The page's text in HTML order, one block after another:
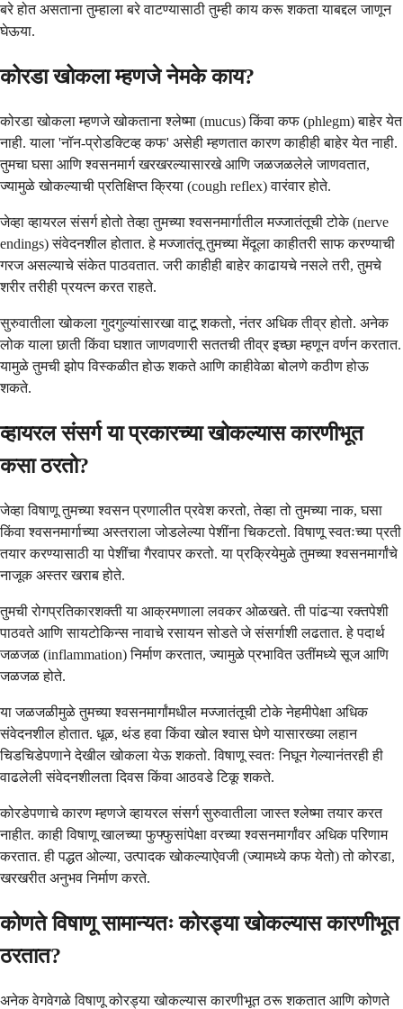
बरे होत असताना तुम्हाला बरे वाटण्यासाठी तुम्ही काय करू शकता याबद्दल जाणून
घेऊया.
कोरडा खोकला म्हणजे नेमके काय?
कोरडा खोकला म्हणजे खोकताना श्लेष्मा (mucus) किंवा कफ (phlegm) बाहेर येत
नाही. याला 'नॉन-प्रोडक्टिव्ह कफ' असेही म्हणतात कारण काहीही बाहेर येत नाही.
तुमचा घसा आणि श्वसनमार्ग खरखरल्यासारखे आणि जळजळलेले जाणवतात,
ज्यामुळे खोकल्याची प्रतिक्षिप्त क्रिया (cough reflex) वारंवार होते.
जेव्हा व्हायरल संसर्ग होतो तेव्हा तुमच्या श्वसनमार्गातील मज्जातंतूची टोके (nerve
endings) संवेदनशील होतात. हे मज्जातंतू तुमच्या मेंदूला काहीतरी साफ करण्याची
गरज असल्याचे संकेत पाठवतात. जरी काहीही बाहेर काढायचे नसले तरी, तुमचे
शरीर तरीही प्रयत्न करत राहते.
सुरुवातीला खोकला गुदगुल्यांसारखा वाटू शकतो, नंतर अधिक तीव्र होतो. अनेक
लोक याला छाती किंवा घशात जाणवणारी सततची तीव्र इच्छा म्हणून वर्णन करतात.
यामुळे तुमची झोप विस्कळीत होऊ शकते आणि काहीवेळा बोलणे कठीण होऊ
शकते.
व्हायरल संसर्ग या प्रकारच्या खोकल्यास कारणीभूत
कसा ठरतो?
जेव्हा विषाणू तुमच्या श्वसन प्रणालीत प्रवेश करतो, तेव्हा तो तुमच्या नाक, घसा
किंवा श्वसनमार्गाच्या अस्तराला जोडलेल्या पेशींना चिकटतो. विषाणू स्वतःच्या प्रती
तयार करण्यासाठी या पेशींचा गैरवापर करतो. या प्रक्रियेमुळे तुमच्या श्वसनमार्गांचे
नाजूक अस्तर खराब होते.
तुमची रोगप्रतिकारशक्ती या आक्रमणाला लवकर ओळखते. ती पांढऱ्या रक्तपेशी
पाठवते आणि सायटोकिन्स नावाचे रसायन सोडते जे संसर्गाशी लढतात. हे पदार्थ
जळजळ (inflammation) निर्माण करतात, ज्यामुळे प्रभावित उतींमध्ये सूज आणि
जळजळ होते.
या जळजळीमुळे तुमच्या श्वसनमार्गांमधील मज्जातंतूची टोके नेहमीपेक्षा अधिक
संवेदनशील होतात. धूळ, थंड हवा किंवा खोल श्वास घेणे यासारख्या लहान
चिडचिडेपणाने देखील खोकला येऊ शकतो. विषाणू स्वतः निघून गेल्यानंतरही ही
वाढलेली संवेदनशीलता दिवस किंवा आठवडे टिकू शकते.
कोरडेपणाचे कारण म्हणजे व्हायरल संसर्ग सुरुवातीला जास्त श्लेष्मा तयार करत
नाहीत. काही विषाणू खालच्या फुफ्फुसांपेक्षा वरच्या श्वसनमार्गांवर अधिक परिणाम
करतात. ही पद्धत ओल्या, उत्पादक खोकल्याऐवजी (ज्यामध्ये कफ येतो) तो कोरडा,
खरखरीत अनुभव निर्माण करते.
कोणते विषाणू सामान्यतः कोरड्या खोकल्यास कारणीभूत
ठरतात?
अनेक वेगवेगळे विषाणू कोरड्या खोकल्यास कारणीभूत ठरू शकतात आणि कोणते